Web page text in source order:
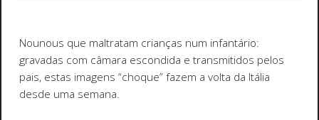
Nounous que maltratam crianças num infantário:
gravadas com câmara escondida e transmitidos pelos
pais, estas imagens “choque” fazem a volta da Itália
desde uma semana.